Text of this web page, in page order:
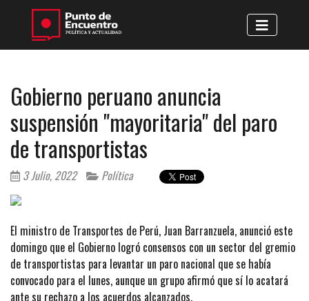
Gobierno peruano anuncia
suspensión "mayoritaria" del paro
de transportistas
3 Julio, 2022 Política
El ministro de Transportes de Perú, Juan Barranzuela, anunció este
domingo que el Gobierno logró consensos con un sector del gremio
de transportistas para levantar un paro nacional que se había
convocado para el lunes, aunque un grupo afirmó que sí lo acatará
ante su rechazo a los acuerdos alcanzados.